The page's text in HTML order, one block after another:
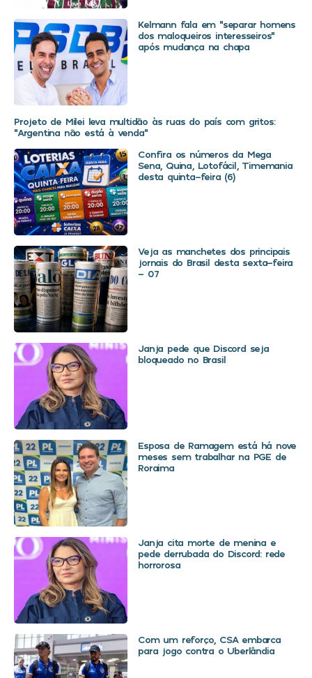
Kelmann fala em “separar homens
dos maloqueiros interesseiros”
após mudança na chapa
Projeto de Milei leva multidão às ruas do país com gritos:
“Argentina não está à venda”
Confira os números da Mega
Sena, Quina, Lotofácil, Timemania
desta quinta-feira (6)
Veja as manchetes dos principais
jornais do Brasil desta sexta-feira
– 07
Janja pede que Discord seja
bloqueado no Brasil
Esposa de Ramagem está há nove
meses sem trabalhar na PGE de
Roraima
Janja cita morte de menina e
pede derrubada do Discord: rede
horrorosa
Com um reforço, CSA embarca
para jogo contra o Uberlândia